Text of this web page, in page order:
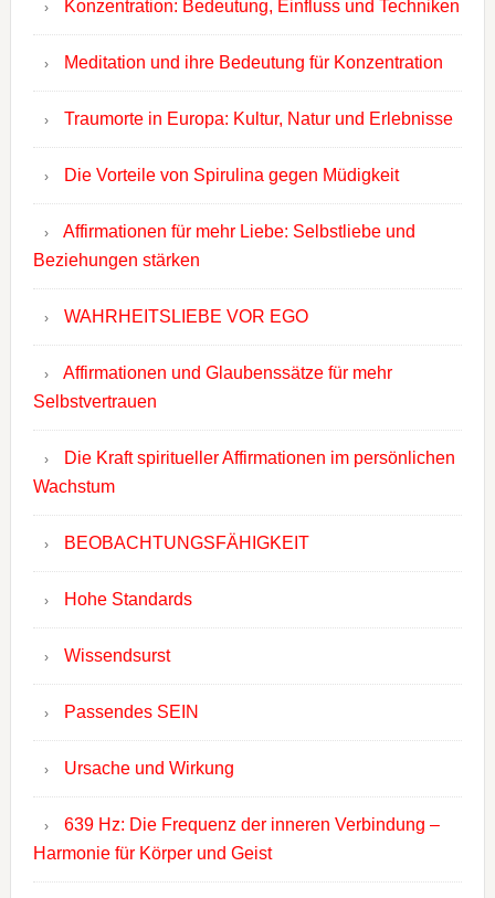
Konzentration: Bedeutung, Einfluss und Techniken
Meditation und ihre Bedeutung für Konzentration
Traumorte in Europa: Kultur, Natur und Erlebnisse
Die Vorteile von Spirulina gegen Müdigkeit
Affirmationen für mehr Liebe: Selbstliebe und
Beziehungen stärken
WAHRHEITSLIEBE VOR EGO
Affirmationen und Glaubenssätze für mehr
Selbstvertrauen
Die Kraft spiritueller Affirmationen im persönlichen
Wachstum
BEOBACHTUNGSFÄHIGKEIT
Hohe Standards
Wissendsurst
Passendes SEIN
Ursache und Wirkung
639 Hz: Die Frequenz der inneren Verbindung –
Harmonie für Körper und Geist